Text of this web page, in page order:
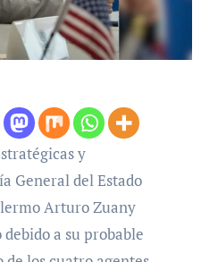
General del Estado
Arturo Zuany
a su probable